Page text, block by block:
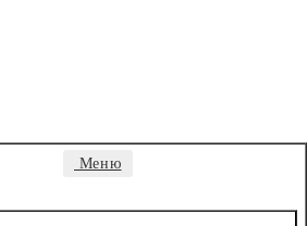
Меню